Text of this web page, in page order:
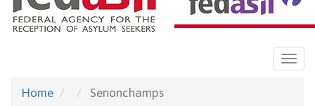
Home Senonchamps